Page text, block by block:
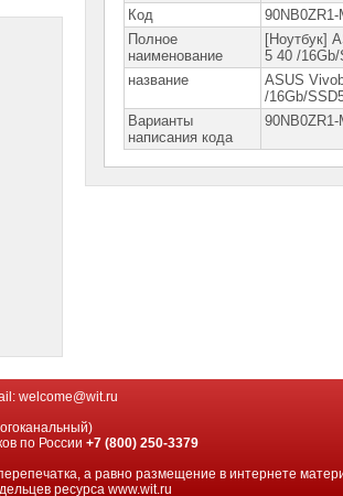
Код
90NB0ZR1-
Полное
наименование
[Ноутбук]
5 40 /
название
ASUS
/16Gb/
Варианты
написания кода
welcome@wit.ru
по России+7 (800) 250-3379
а равно размещение в интернете
ресурса www.wit.ru